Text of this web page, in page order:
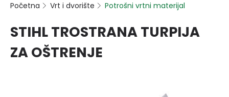
Početna Vrt i dvorište Potrošni vrtni materijal
STIHL TROSTRANA TURPIJA
ZA OŠTRENJE